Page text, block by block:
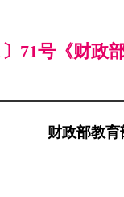
71号《财政
财政部教